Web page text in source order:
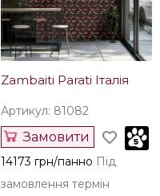
Zambaiti Parati Італія
Артикул: 81082
Замовити
14173 грн/панно Під
замовлення термін